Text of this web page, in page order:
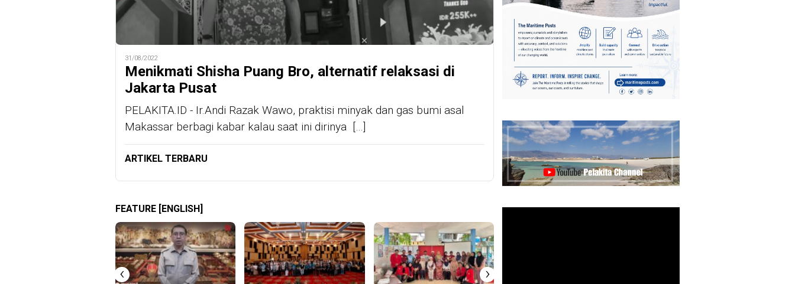
31/08/2022
Menikmati Shisha Puang Bro, alternatif relaksasi di
Jakarta Pusat
PELAKITA.ID - Ir.Andi Razak Wawo, praktisi minyak dan gas bumi asal
Makassar berbagi kabar kalau saat ini dirinya […]
ARTIKEL TERBARU
FEATURE [ENGLISH]
‹ ›